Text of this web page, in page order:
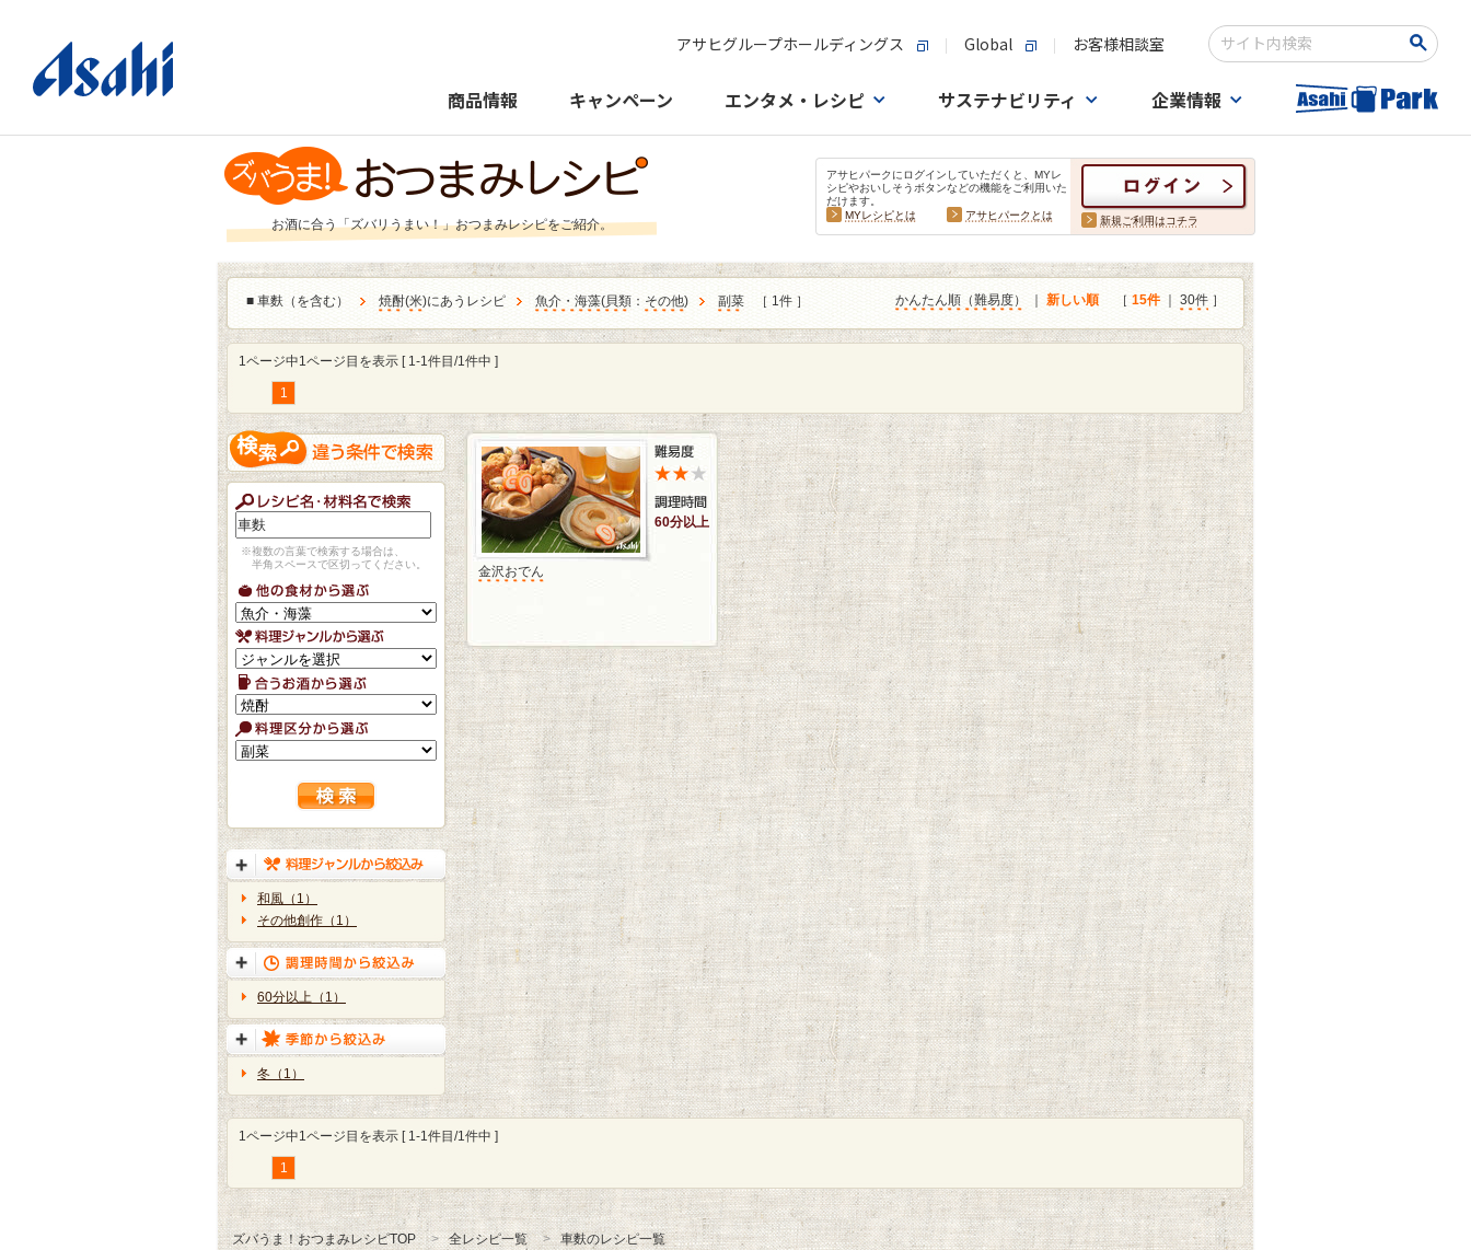
アサヒグループホールディングス Global お客様相談室
検索キーワード入力
商品情報 キャンペーン エンタメ・レシピ サステナビリティ 企業情報
お酒に合う「ズバリうまい！」おつまみレシピをご紹介。
アサヒパークにログインしていただくと、MYレ
シピやおいしそうボタンなどの機能をご利用いた
だけます。
MYレシピとは
アサヒパークとは 新規ご利用はコチラ
■ 車麩（を含む） 焼酎(米)にあうレシピ 魚介・海藻(貝類 ： その他) 副菜 ［ 1件 ］ かんたん順（難易度） 新しい順 ［ 15件｜ 30件 ］
1ページ中1ページ目を表示 [ 1-1件目/1件中 ]
1
※複数の言葉で検索する場合は、
半角スペースで区切ってください。
和風（1）
その他創作（1）
60分以上（1）
冬（1）
60分以上
金沢おでん
1ページ中1ページ目を表示 [ 1-1件目/1件中 ]
1
ズバうま！おつまみレシピTOP 全レシピ一覧
車麩のレシピ一覧